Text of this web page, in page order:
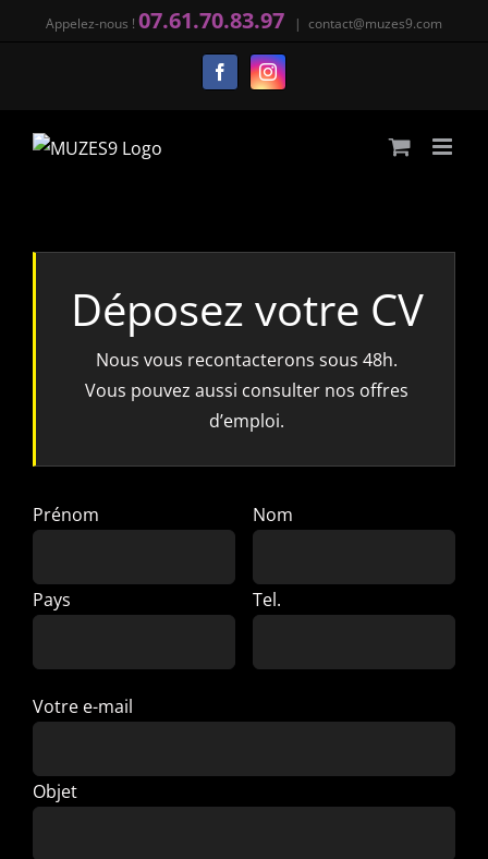
PasserAppelez-nous ! 07.61.70.83.97 | contact@muzes9.com
FacebookInstagram
Déposez votre CV
Nous vous recontacterons sous 48h.
Vous pouvez aussi consulter nos offres
d’emploi.
Prénom
Pays
Nom
Tel.
Votre e-mail
Objet